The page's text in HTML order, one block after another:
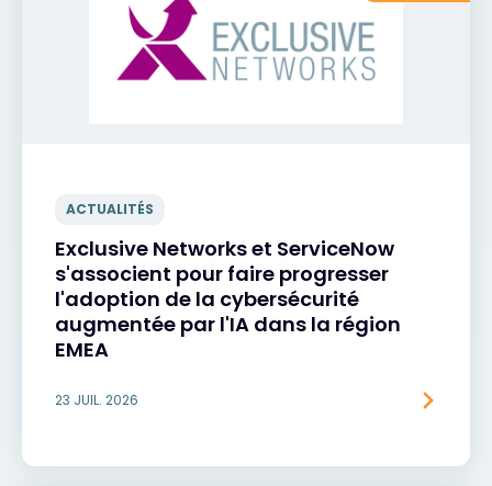
ACTUALITÉS
Exclusive Networks et ServiceNow
s'associent pour faire progresser
l'adoption de la cybersécurité
augmentée par l'IA dans la région
EMEA
23 JUIL. 2026